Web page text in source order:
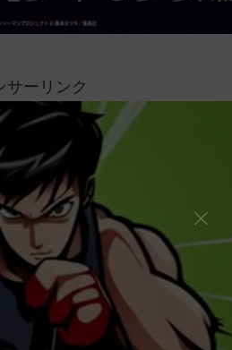
サーリンク